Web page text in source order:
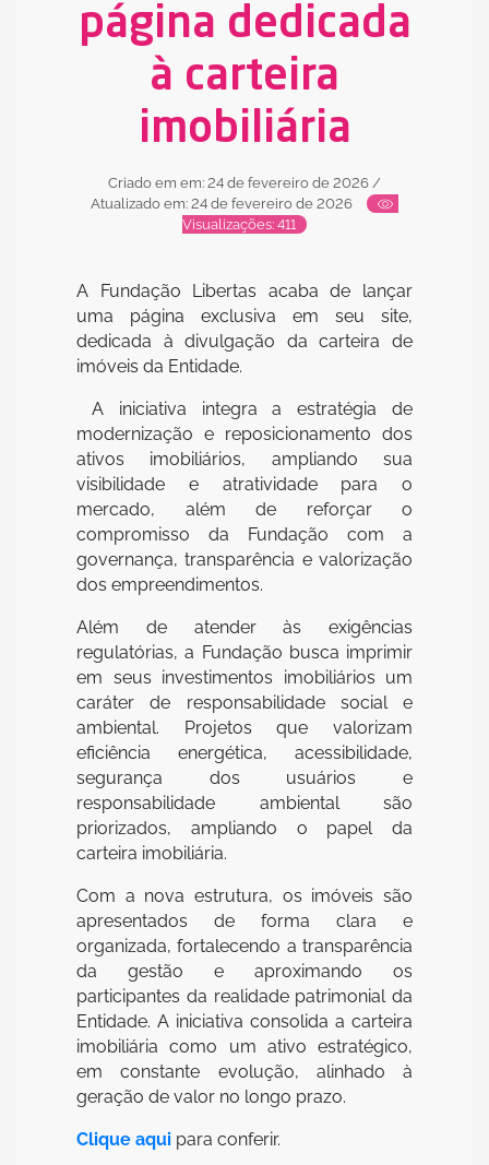
página dedicada
à carteira
imobiliária
Criado em em: 24 de fevereiro de 2026 /
Atualizado em: 24 de fevereiro de 2026
Visualizações: 411
A Fundação Libertas acaba de lançar
uma página exclusiva em seu site,
dedicada à divulgação da carteira de
imóveis da Entidade.
A iniciativa integra a estratégia de
modernização e reposicionamento dos
ativos imobiliários, ampliando sua
visibilidade e atratividade para o
mercado, além de reforçar o
compromisso da Fundação com a
governança, transparência e valorização
dos empreendimentos.
Além de atender às exigências
regulatórias, a Fundação busca imprimir
em seus investimentos imobiliários um
caráter de responsabilidade social e
ambiental. Projetos que valorizam
eficiência energética, acessibilidade,
segurança dos usuários e
responsabilidade ambiental são
priorizados, ampliando o papel da
carteira imobiliária.
Com a nova estrutura, os imóveis são
apresentados de forma clara e
organizada, fortalecendo a transparência
da gestão e aproximando os
participantes da realidade patrimonial da
Entidade. A iniciativa consolida a carteira
imobiliária como um ativo estratégico,
em constante evolução, alinhado à
geração de valor no longo prazo.
Clique aqui para conferir.